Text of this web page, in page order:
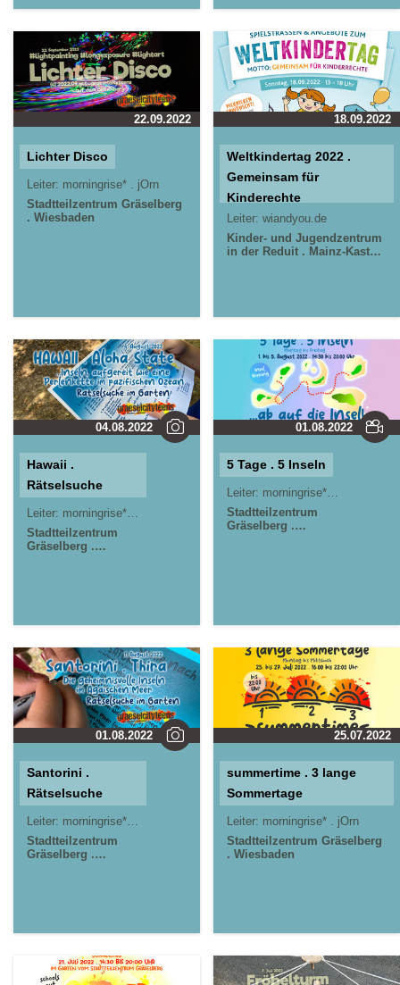
22.09.2022
Lichter Disco
Leiter: morningrise* . jOrn
Stadtteilzentrum Gräselberg
. Wiesbaden
18.09.2022
Weltkindertag 2022 .
Gemeinsam für
Kinderechte
Leiter: wiandyou.de
Kinder- und Jugendzentrum
in der Reduit . Mainz-Kastel .
04.08.2022
Hawaii .
Rätselsuche
Leiter: morningrise* . jOrn
Stadtteilzentrum
Gräselberg .
01.08.2022
5 Tage . 5 Inseln
Leiter: morningrise* . jOrn
Stadtteilzentrum
Gräselberg .
01.08.2022
Santorini .
Rätselsuche
Leiter: morningrise* . jOrn
Stadtteilzentrum
Gräselberg .
25.07.2022
summertime . 3 lange
Sommertage
Leiter: morningrise* . jOrn
Stadtteilzentrum Gräselberg
. Wiesbaden